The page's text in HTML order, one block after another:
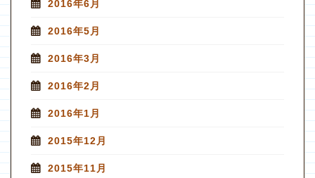
2016年6月
2016年5月
2016年3月
2016年2月
2016年1月
2015年12月
2015年11月